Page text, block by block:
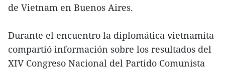
de Vietnam en Buenos Aires.
Durante el encuentro la diplomática vietnamita
compartió información sobre los resultados del
XIV Congreso Nacional del Partido Comunista